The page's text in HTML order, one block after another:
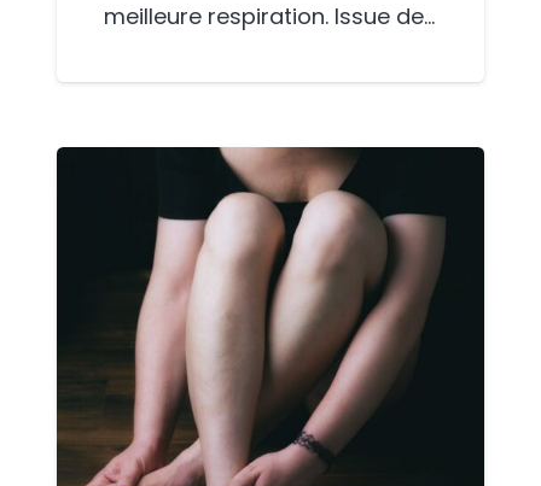
meilleure respiration. Issue de…